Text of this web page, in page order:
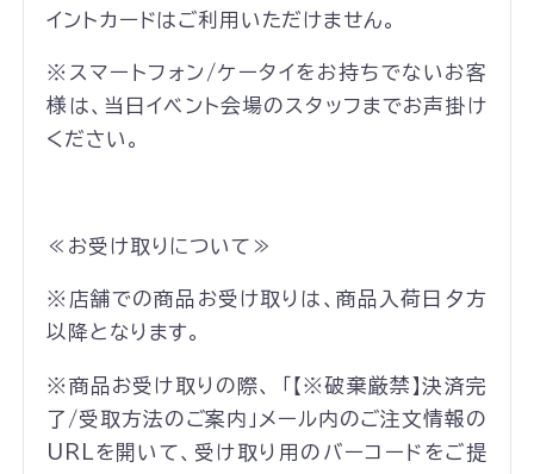
イントカードはご利用いただけません。
※スマートフォン/ケータイをお持ちでないお客
様は、当日イベント会場のスタッフまでお声掛け
ください。
≪お受け取りについて≫
※店舗での商品お受け取りは、商品入荷日夕方
以降となります。
※商品お受け取りの際、 「【※破棄厳禁】決済完
了/受取方法のご案内」メール内のご注文情報の
URLを開いて、受け取り用のバーコードをご提